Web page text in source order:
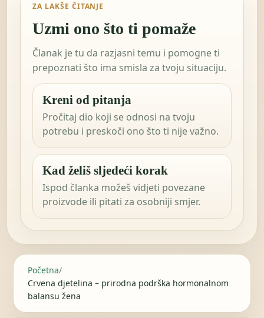
ZA LAKŠE ČITANJE
Uzmi ono što ti pomaže
Članak je tu da razjasni temu i pomogne ti
prepoznati što ima smisla za tvoju situaciju.
Kreni od pitanja
Pročitaj dio koji se odnosi na tvoju
potrebu i preskoči ono što ti nije važno.
Kad želiš sljedeći korak
Ispod članka možeš vidjeti povezane
proizvode ili pitati za osobniji smjer.
Početna/
Crvena djetelina – prirodna podrška hormonalnom
balansu žena